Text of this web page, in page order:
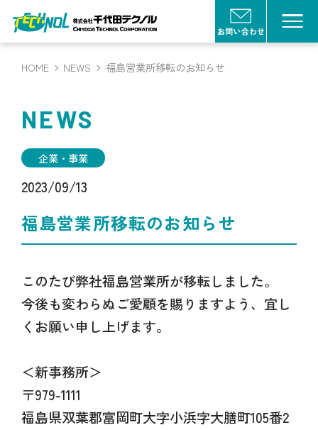
HOME NEWS 福島営業所移転のお知らせ
NEWS
企業・事業
2023/09/13
福島営業所移転のお知らせ
このたび弊社福島営業所が移転しました。
今後も変わらぬご愛顧を賜りますよう、宜し
くお願い申し上げます。
＜新事務所＞
〒979-1111
福島県双葉郡富岡町大字小浜字大膳町105番2